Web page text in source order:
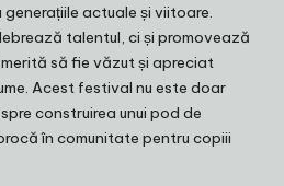
actuale și viitoare.
talentul, ci și promovează
să fie văzut și apreciat
Acest festival nu este doar
construirea unui pod de
în comunitate pentru copiii